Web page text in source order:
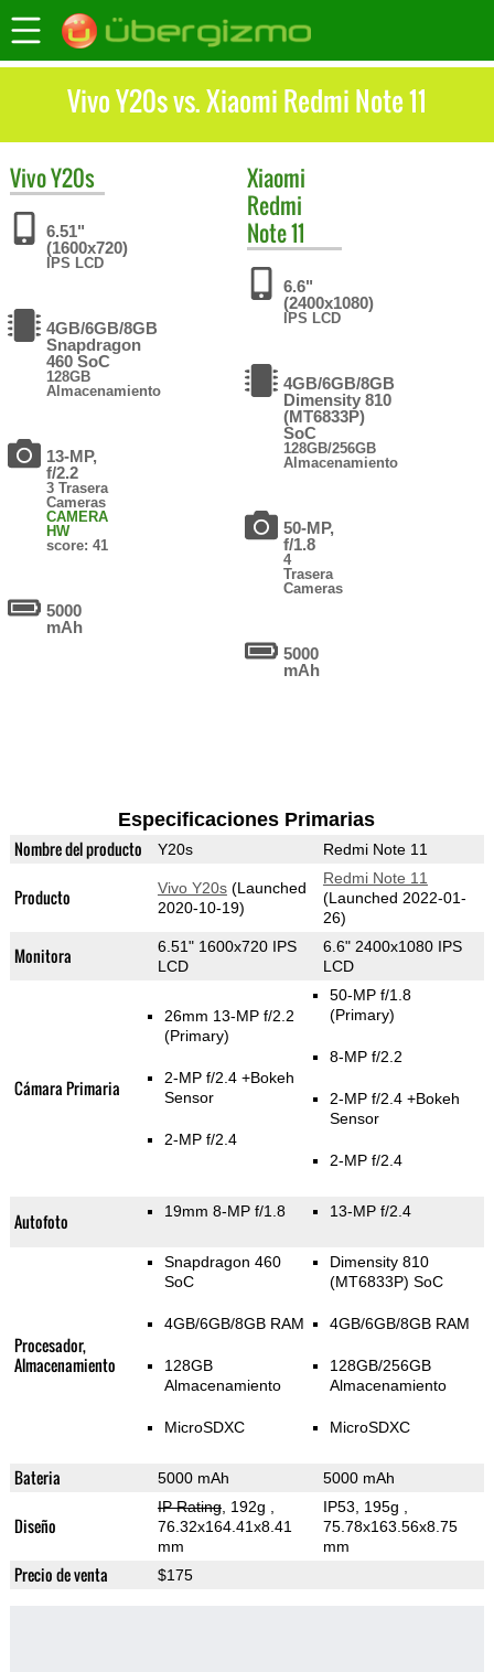
Vivo Y20s vs. Xiaomi Redmi Note 11
VivoY20s
6.51"
(1600x720)
IPS LCD
4GB/6GB/8GB
Snapdragon
460 SoC
128GB
Almacenamiento
13-MP,
f/2.2
3 Trasera
Cameras
CAMERA
HW
score: 41
5000
mAh
Xiaomi
Redmi
Note 11
6.6"
(2400x1080)
IPS LCD
4GB/6GB/8GB
Dimensity 810
(MT6833P)
SoC
128GB/256GB
Almacenamiento
50-MP,
f/1.8
4
Trasera
Cameras
5000
mAh
Especificaciones Primarias
Nombre del producto Y20s Redmi Note 11
Producto Vivo Y20s(Launched
2020-10-19)
Redmi Note 11
(Launched 2022-01-
26)
Monitora
6.51" 1600x720 IPS
LCD
6.6" 2400x1080 IPS
LCD
Cámara Primaria
26mm 13-MP f/2.2
(Primary)
2-MP f/2.4 +Bokeh
Sensor
2-MP f/2.4
50-MP f/1.8
(Primary)
8-MP f/2.2
2-MP f/2.4 +Bokeh
Sensor
2-MP f/2.4
Autofoto 19mm 8-MP f/1.8 13-MP f/2.4
Procesador,
Almacenamiento
Snapdragon 460
SoC
4GB/6GB/8GB RAM
128GB
Almacenamiento
MicroSDXC
Dimensity 810
(MT6833P) SoC
4GB/6GB/8GB RAM
128GB/256GB
Almacenamiento
MicroSDXC
Bateria 5000 mAh 5000 mAh
Diseño
IP Rating, 192g
76.32x164.41x8.41
mm
IP53, 195g
75.78x163.56x8.75
mm
Precio de venta $175